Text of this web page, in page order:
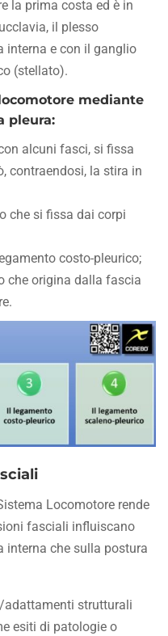
la prima costa ed è in
il plesso
interna e con il ganglio
(stellato).
mediante
pleura:
alcuni fasci, si fissa
contraendosi, la stira in
che si fissa dai corpi
costo-pleurico;
che origina dalla fascia
Locomotore rende
fasciali influiscano
interna che sulla postura
adattamenti strutturali
esiti di patologie o